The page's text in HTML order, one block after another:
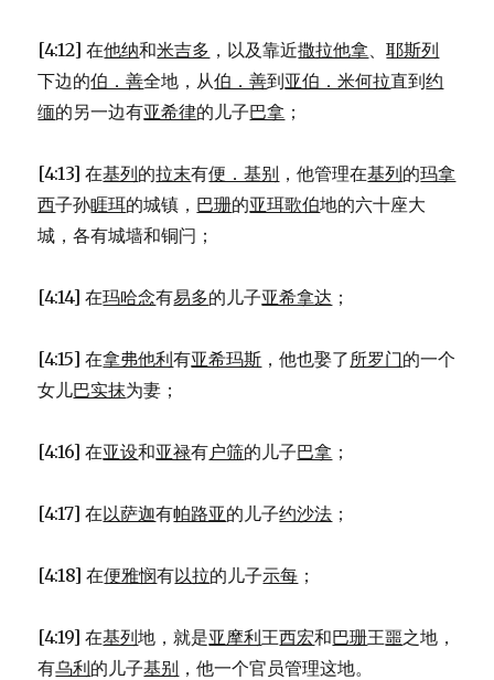
[4:12] 在他纳和米吉多 ，以及靠近撒拉他拿、耶斯列
下边的伯．善全地，从伯．善到亚伯．米何拉直到约
缅的另一边有亚希律的儿子巴拿 ；
[4:13] 在基列的拉末有便．基别 ，他管理在基列的玛拿
西子孙睚珥的城镇， 巴珊的亚珥歌伯地的六十座大
城，各有城墙和铜闩；
[4:14] 在玛哈念有易多的儿子亚希拿达 ；
[4:15] 在拿弗他利有亚希玛斯 ，他也娶了所罗门的一个
女儿巴实抹为妻；
[4:16] 在亚设和亚禄有户筛的儿子巴拿 ；
[4:17] 在以萨迦有帕路亚的儿子约沙法 ；
[4:18] 在便雅悯有以拉的儿子示每 ；
[4:19] 在基列地，就是亚摩利王西宏和巴珊王噩之地，
有乌利的儿子基别 ，他一个官员管理这地。